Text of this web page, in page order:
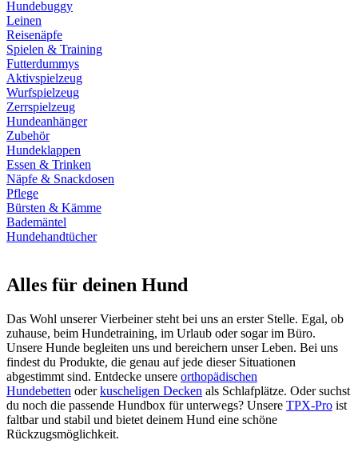
Hundebuggy
Leinen
Reisenäpfe
Spielen & Training
Futterdummys
Aktivspielzeug
Wurfspielzeug
Zerrspielzeug
Hundeanhänger
Zubehör
Hundeklappen
Essen & Trinken
Näpfe & Snackdosen
Pflege
Bürsten & Kämme
Bademäntel
Hundehandtücher
Alles für deinen Hund
Das Wohl unserer Vierbeiner steht bei uns an erster Stelle. Egal, ob
zuhause, beim Hundetraining, im Urlaub oder sogar im Büro.
Unsere Hunde begleiten uns und bereichern unser Leben. Bei uns
findest du Produkte, die genau auf jede dieser Situationen
abgestimmt sind. Entdecke unsere orthopädischen
Hundebetten oderkuscheligen Decken als Schlafplätze. Oder suchst
du noch die passende Hundbox für unterwegs? Unsere TPX-Pro ist
faltbar und stabil und bietet deinem Hund eine schöne
Rückzugsmöglichkeit.